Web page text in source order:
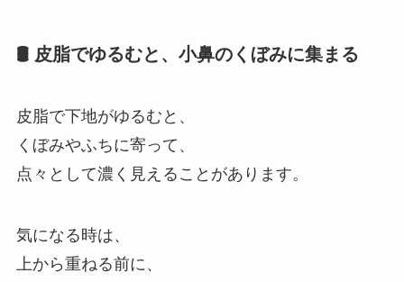
🛢 皮脂でゆるむと、小鼻のくぼみに集まる
皮脂で下地がゆるむと、
くぼみやふちに寄って、
点々として濃く見えることがあります。
気になる時は、
上から重ねる前に、